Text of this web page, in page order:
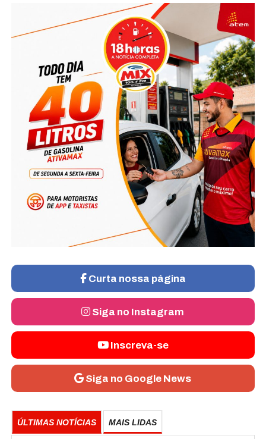
Curta nossa página
Siga no Instagram
Inscreva-se
Siga no Google News
ÚLTIMAS NOTÍCIAS MAIS LIDAS